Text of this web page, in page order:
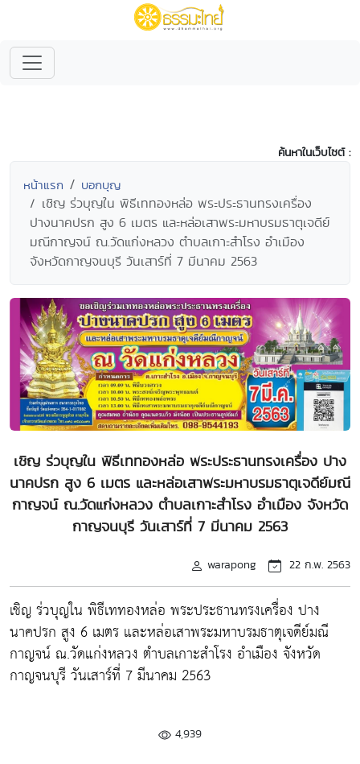
ค้นหาในเว็บไซต์ :
หน้าแรก บอกบุญ
เชิญ ร่วบุญใน พิธีเททองหล่อ พระประธานทรงเครื่อง
ปางนาคปรก สูง 6 เมตร และหล่อเสาพระมหาบรมธาตุเจดีย์
มณีกาญจน์ ณ.วัดแก่งหลวง ตำบลเกาะสำโรง อำเมือง
จังหวัดกาญจนบุรี วันเสาร์ที่ 7 มีนาคม 2563
เชิญ ร่วบุญใน พิธีเททองหล่อ พระประธานทรงเครื่อง ปาง
นาคปรก สูง 6 เมตร และหล่อเสาพระมหาบรมธาตุเจดีย์มณี
กาญจน์ ณ.วัดแก่งหลวง ตำบลเกาะสำโรง อำเมือง จังหวัด
กาญจนบุรี วันเสาร์ที่ 7 มีนาคม 2563
warapong 22 ก.พ. 2563
เชิญ ร่วบุญใน พิธีเททองหล่อ พระประธานทรงเครื่อง ปาง
นาคปรก สูง 6 เมตร และหล่อเสาพระมหาบรมธาตุเจดีย์มณี
กาญจน์ ณ.วัดแก่งหลวง ตำบลเกาะสำโรง อำเมือง จังหวัด
กาญจนบุรี วันเสาร์ที่ 7 มีนาคม 2563
4,939